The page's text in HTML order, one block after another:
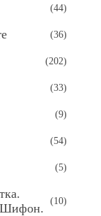
(44)
(36)
(202)
(33)
(9)
(54)
(5)
(10)